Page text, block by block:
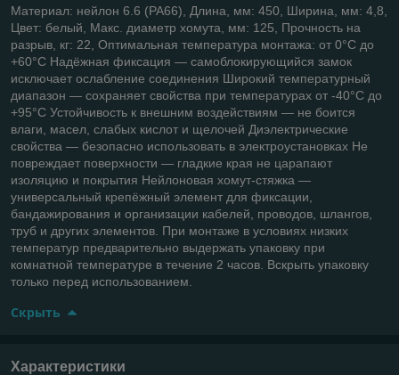
Материал: нейлон 6.6 (PA66), Длина, мм: 450, Ширина, мм: 4,8,
Цвет: белый, Макс. диаметр хомута, мм: 125, Прочность на
разрыв, кг: 22, Оптимальная температура монтажа: от 0°C до
+60°C Надёжная фиксация — самоблокирующийся замок
исключает ослабление соединения Широкий температурный
диапазон — сохраняет свойства при температурах от -40°C до
+95°C Устойчивость к внешним воздействиям — не боится
влаги, масел, слабых кислот и щелочей Диэлектрические
свойства — безопасно использовать в электроустановках Не
повреждает поверхности — гладкие края не царапают
изоляцию и покрытия Нейлоновая хомут-стяжка —
универсальный крепёжный элемент для фиксации,
бандажирования и организации кабелей, проводов, шлангов,
труб и других элементов. При монтаже в условиях низких
температур предварительно выдержать упаковку при
комнатной температуре в течение 2 часов. Вскрыть упаковку
только перед использованием.
Скрыть
Характеристики